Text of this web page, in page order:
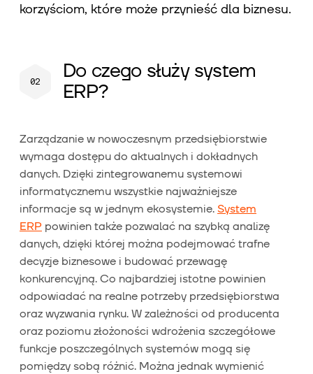
korzyściom, które może przynieść dla biznesu.
Do czego służy system
ERP?
Zarządzanie w nowoczesnym przedsiębiorstwie
wymaga dostępu do aktualnych i dokładnych
danych. Dzięki zintegrowanemu systemowi
informatycznemu wszystkie najważniejsze
informacje są w jednym ekosystemie. System
ERP powinien także pozwalać na szybką analizę
danych, dzięki której można podejmować trafne
decyzje biznesowe i budować przewagę
konkurencyjną. Co najbardziej istotne powinien
odpowiadać na realne potrzeby przedsiębiorstwa
oraz wyzwania rynku. W zależności od producenta
oraz poziomu złożoności wdrożenia szczegółowe
funkcje poszczególnych systemów mogą się
pomiędzy sobą różnić. Można jednak wymienić